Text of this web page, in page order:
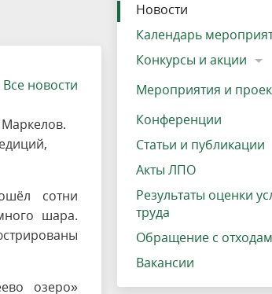
Вакансии
маршруты
Адрес, телефон, схема проезда
отнесенных к объектам охоты
Все новости
сотни
шара.
озеро»
Новости
Календарь
Конкурсы и акции
Мероприятия и
Конференции
Статьи и публикации
Акты ЛПО
Результаты оценки
труда
Обращение с
Вакансии